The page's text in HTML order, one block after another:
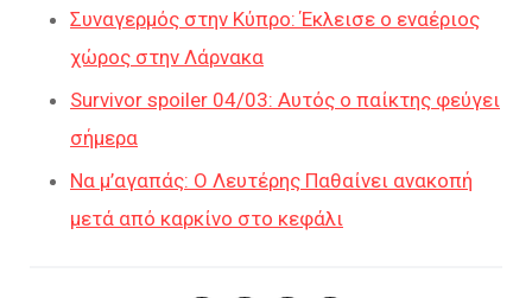
Συναγερμός στην Κύπρο: Έκλεισε ο εναέριος
χώρος στην Λάρνακα
Survivor spoiler 04/03: Αυτός ο παίκτης φεύγει
σήμερα
Να μ’αγαπάς: Ο Λευτέρης Παθαίνει ανακοπή
μετά από καρκίνο στο κεφάλι